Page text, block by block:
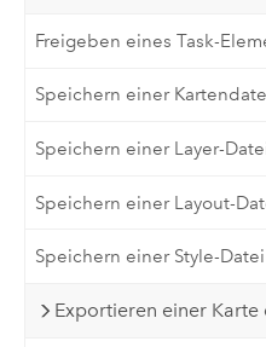
Freigeben eines Task-
Speichern einer
Speichern einer Layer-
Speichern einer Layout-
Speichern einer Style-Datei
Exportieren einer Karte